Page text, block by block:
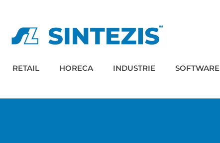
RETAIL HORECA INDUSTRIE SOFTWARE